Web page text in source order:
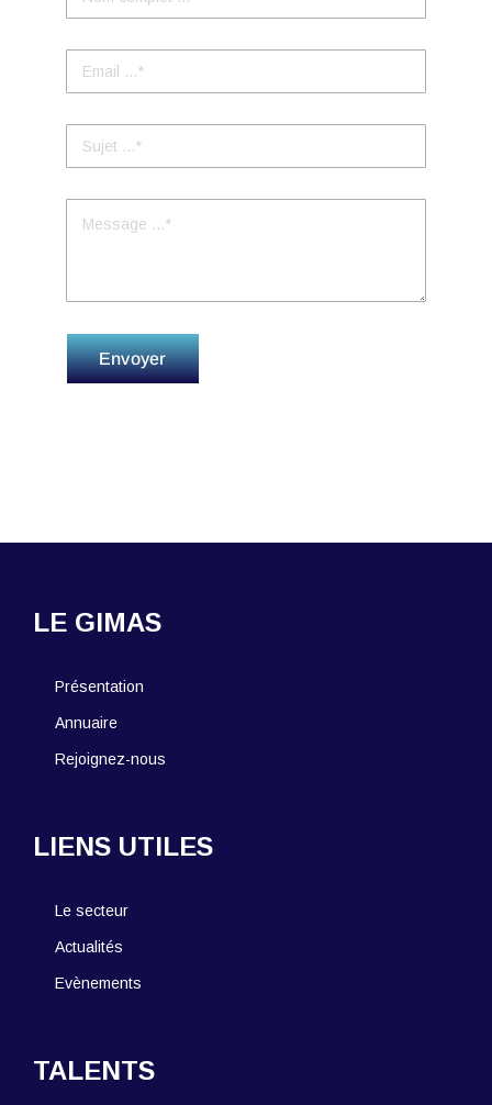
Envoyer
LE GIMAS
Présentation
Annuaire
Rejoignez-nous
LIENS UTILES
Le secteur
Actualités
Evènements
TALENTS